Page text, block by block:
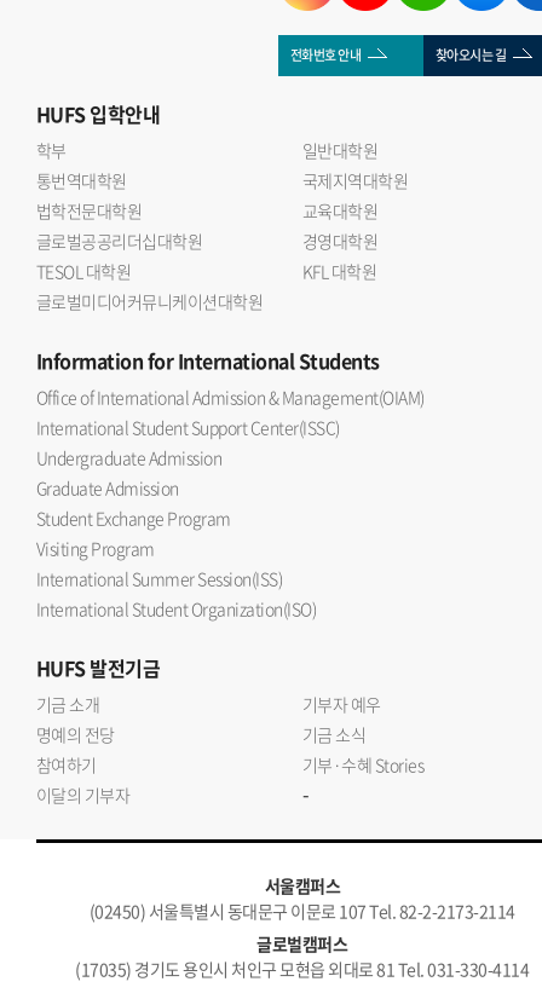
전화번호 안내 찾아오시는 길
HUFS입학안내
학부
일반대학원
통번역대학원
국제지역대학원
법학전문대학원
교육대학원
글로벌공공리더십대학원
경영대학원
TESOL 대학원
KFL 대학원
글로벌미디어커뮤니케이션대학원
Informationfor International Students
Office of International Admission & Management(OIAM)
International Student Support Center(ISSC)
Undergraduate Admission
Graduate Admission
Student Exchange Program
Visiting Program
International Summer Session(ISS)
International Student Organization(ISO)
HUFS발전기금
기금 소개
기부자 예우
명예의 전당
기금 소식
참여하기
기부·수혜 Stories
이달의 기부자
-
서울캠퍼스
(02450) 서울특별시 동대문구 이문로 107 Tel. 82-2-2173-2114
글로벌캠퍼스
(17035) 경기도 용인시 처인구 모현읍 외대로 81 Tel. 031-330-4114